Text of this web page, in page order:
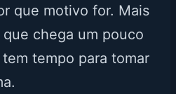
que motivo for. Mais
chega um pouco
tempo para tomar